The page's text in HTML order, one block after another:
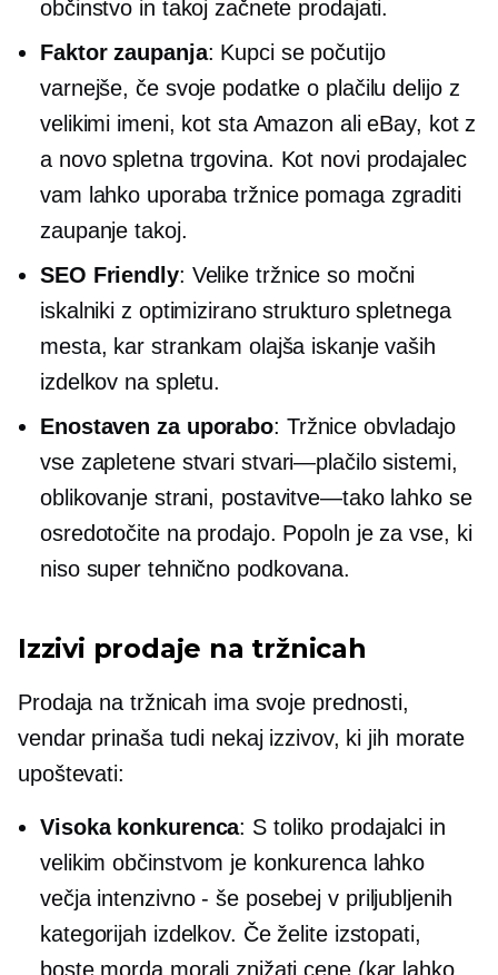
občinstvo in takoj začnete prodajati.
Faktor zaupanja: Kupci se počutijo
varnejše, če svoje podatke o plačilu delijo z
velikimi imeni, kot sta Amazon ali eBay, kot z
a novospletna trgovina. Kot novi prodajalec
vam lahko uporaba tržnice pomaga zgraditi
zaupanje takoj.
SEO Friendly: Velike tržnice so močni
iskalniki z optimizirano strukturo spletnega
mesta, kar strankam olajša iskanje vaših
izdelkov na spletu.
Enostaven za uporabo: Tržnice obvladajo
vse zapletene stvari stvari—plačilosistemi,
oblikovanje strani, postavitve—takolahko se
osredotočite na prodajo. Popoln je za vse, ki
niso super tehnično podkovana.
Izzivi prodaje na tržnicah
Prodaja na tržnicah ima svoje prednosti,
vendar prinaša tudi nekaj izzivov, ki jih morate
upoštevati:
Visoka konkurenca: S toliko prodajalci in
velikim občinstvom je konkurenca lahko
večja intenzivno - še posebej v priljubljenih
kategorijah izdelkov. Če želite izstopati,
boste morda morali znižati cene (kar lahko